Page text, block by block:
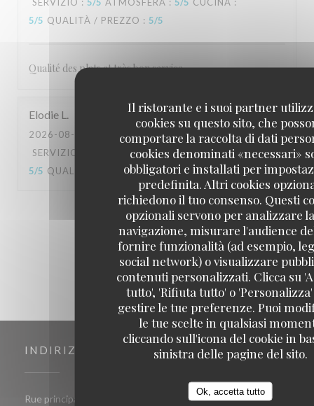
Il ristorante e i suoi partner
cookies su questo sito, che
comportare la raccolta di dati
cookies denominati «necessari»
obbligatori e installati per
predefinita. Altri cookies
richiedono il tuo consenso. Questi
opzionali servono per analizzare
navigazione, misurare l'audience
fornire funzionalità (ad esempio,
social network) o visualizzare
contenuti personalizzati. Clicca su
tutto', 'Rifiuta tutto' o
gestire le tue preferenze. Puoi
le tue scelte in qualsiasi
cliccando sull'icona del cookie in
sinistra delle pagine del sito.
Ok, accetta tutto
5/5 QUALITÀ / PREZZO : 5/5
Qualité des plats et très bon service
Elodie L
2026-08-07
- 12:15 - OSPITI 4
SERVIZIO
ATMOSFERA: 4/5 CUCINA:
5/5 QUALITÀ / PREZZO: 4/5
2 3
INDIRIZZO
Rue principale 62179 Audinghen
((apre una nuova finestra))